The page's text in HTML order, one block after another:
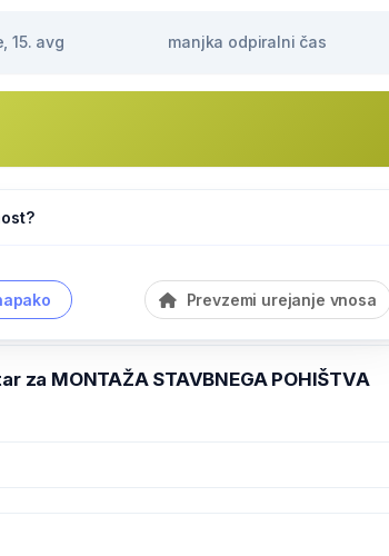
15. avg manjka odpiralni čas
Prevzemi urejanje vnosa
za MONTAŽA STAVBNEGA POHIŠTVA